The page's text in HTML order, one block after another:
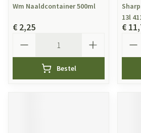
Wm Naaldcontainer 500ml
€ 2,25
Bestel
13l
€